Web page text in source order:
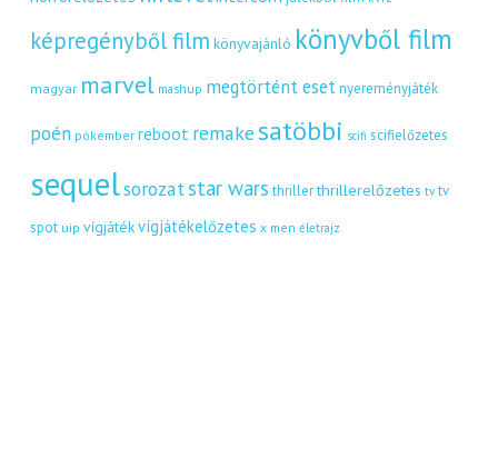
képregényből film könyvajánló könyvből film
magyar marvel mashup megtörtént eset nyereményjáték
poén pókember reboot remakesatöbbi scifi scifielőzetes
sequelsorozatstar wars thriller thrillerelőzetes tv tv
spot uip vígjátékvígjátékelőzetes x men életrajz